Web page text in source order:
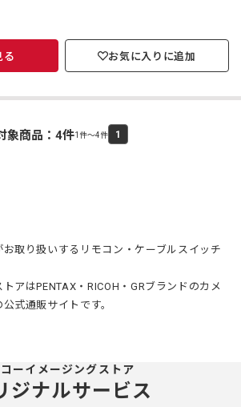
る お気に入りに追加
象商品： 4件1件～4件 1
お取り扱いするリモコン・ケーブルスイッチ
アはPENTAX・RICOH・GRブランドのカメ
式通販サイトです。
コーイメージングストア
ジナルサービス